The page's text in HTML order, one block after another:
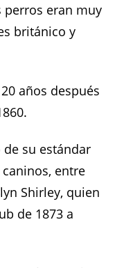
perros eran muy
británico y
años después
su estándar
entre
Shirley, quien
de 1873 a